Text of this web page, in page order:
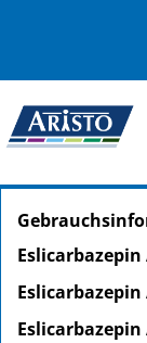
PZN: 16850947
PPN:
PZN: 16850953